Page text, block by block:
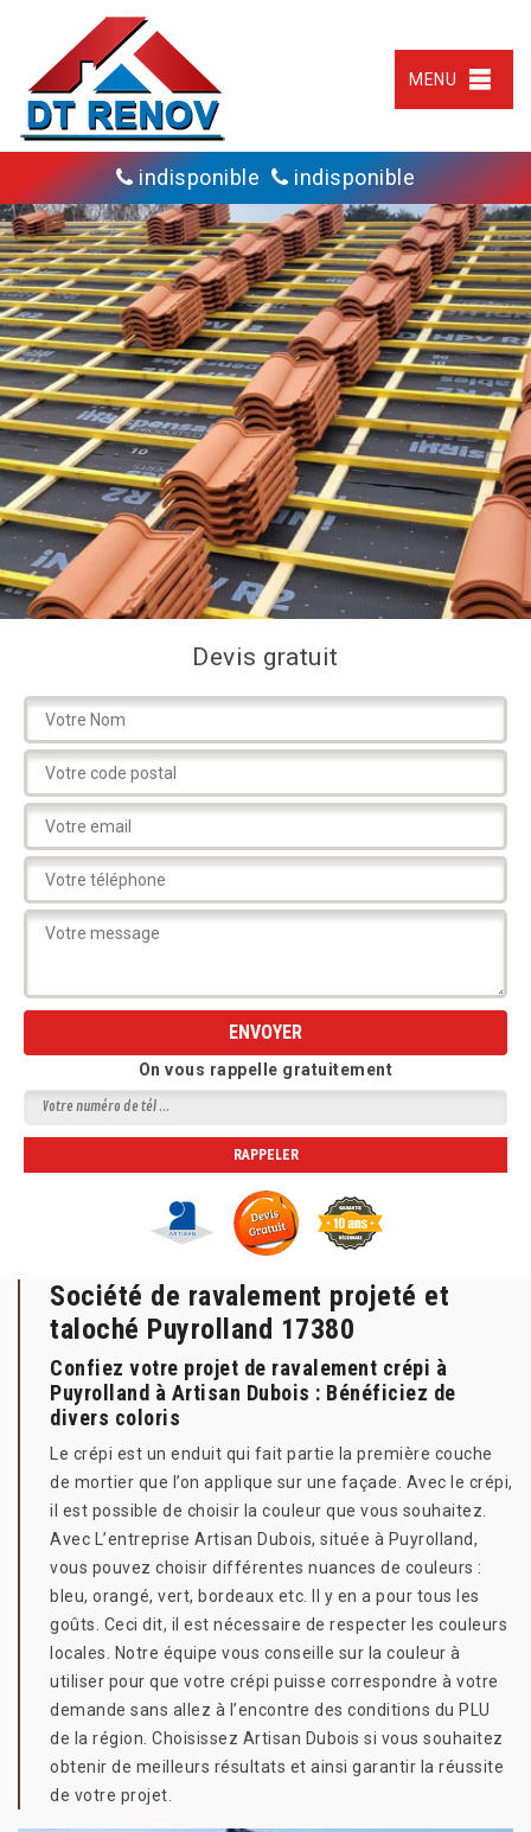
MENU
indisponible indisponible
Devis gratuit
On vous rappelle gratuitement
Société de ravalement projeté et
taloché Puyrolland 17380
Confiez votre projet de ravalement crépi à
Puyrolland à Artisan Dubois : Bénéficiez de
divers coloris
Le crépi est un enduit qui fait partie la première couche
de mortier que l’on applique sur une façade. Avec le crépi,
il est possible de choisir la couleur que vous souhaitez.
Avec L’entreprise Artisan Dubois, située à Puyrolland,
vous pouvez choisir différentes nuances de couleurs :
bleu, orangé, vert, bordeaux etc. Il y en a pour tous les
goûts. Ceci dit, il est nécessaire de respecter les couleurs
locales. Notre équipe vous conseille sur la couleur à
utiliser pour que votre crépi puisse correspondre à votre
demande sans allez à l’encontre des conditions du PLU
de la région. Choisissez Artisan Dubois si vous souhaitez
obtenir de meilleurs résultats et ainsi garantir la réussite
de votre projet.